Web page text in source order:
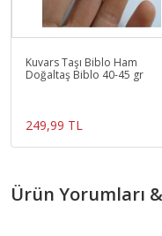
Kuvars Taşı Biblo Ham
Doğaltaş Biblo 40-45 gr
249,99 TL
Ürün Yorumları